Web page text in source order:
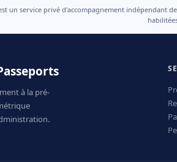
un service privé d'accompagnement indépendant
à la pré-